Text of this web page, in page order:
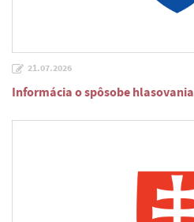
21.07.2026
Informácia o spôsobe hlasovania